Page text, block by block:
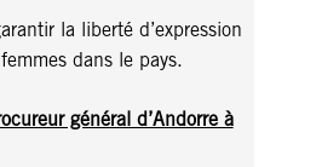
la liberté d’expression
dans le pays.
général d’Andorre à